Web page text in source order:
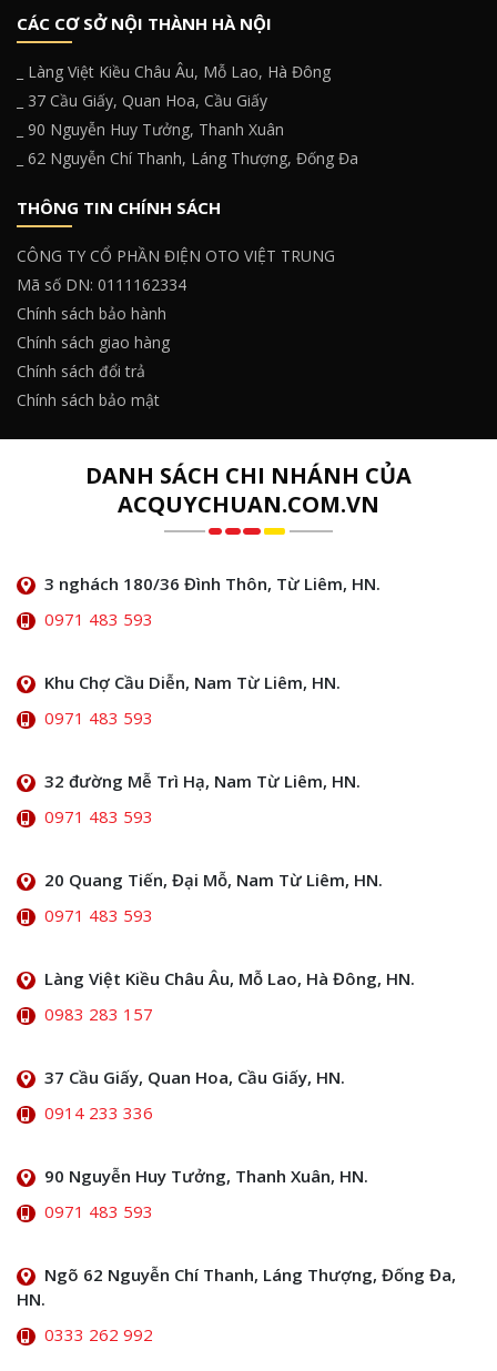
CÁC CƠ SỞ NỘI THÀNH HÀ NỘI
_ Làng Việt Kiều Châu Âu, Mỗ Lao, Hà Đông
_ 37 Cầu Giấy, Quan Hoa, Cầu Giấy
_ 90 Nguyễn Huy Tưởng, Thanh Xuân
_ 62 Nguyễn Chí Thanh, Láng Thượng, Đống Đa
THÔNG TIN CHÍNH SÁCH
CÔNG TY CỔ PHẦN ĐIỆN OTO VIỆT TRUNG
Mã số DN: 0111162334
Chính sách bảo hành
Chính sách giao hàng
Chính sách đổi trả
Chính sách bảo mật
DANH SÁCH CHI NHÁNH CỦA
ACQUYCHUAN.COM.VN
3 nghách 180/36 Đình Thôn, Từ Liêm, HN.
0971 483 593
Khu Chợ Cầu Diễn, Nam Từ Liêm, HN.
0971 483 593
32 đường Mễ Trì Hạ, Nam Từ Liêm, HN.
0971 483 593
20 Quang Tiến, Đại Mỗ, Nam Từ Liêm, HN.
0971 483 593
Làng Việt Kiều Châu Âu, Mỗ Lao, Hà Đông, HN.
0983 283 157
37 Cầu Giấy, Quan Hoa, Cầu Giấy, HN.
0914 233 336
90 Nguyễn Huy Tưởng, Thanh Xuân, HN.
0971 483 593
Ngõ 62 Nguyễn Chí Thanh, Láng Thượng, Đống Đa,
HN.
0333 262 992